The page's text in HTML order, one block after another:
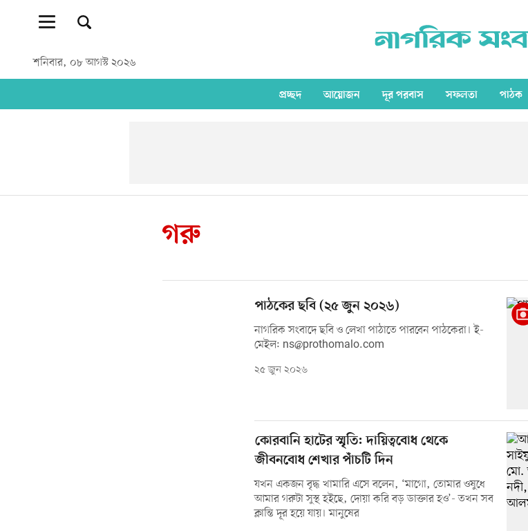
শনিবার, ০৮ আগস্ট ২০২৬
প্রচ্ছদ আয়োজন দূর পরবাস সফলতা পাঠক
গরু
পাঠকের ছবি (২৫ জুন ২০২৬)
নাগরিক সংবাদে ছবি ও লেখা পাঠাতে পারবেন পাঠকেরা। ই-
মেইল: ns@prothomalo.com
২৫ জুন ২০২৬
কোরবানি হাটের স্মৃতি: দায়িত্ববোধ থেকে
জীবনবোধ শেখার পাঁচটি দিন
যখন একজন বৃদ্ধ খামারি এসে বলেন, ‘মাগো, তোমার ওষুধে
আমার গরুটা সুস্থ হইছে, দোয়া করি বড় ডাক্তার হও’- তখন সব
ক্লান্তি দূর হয়ে যায়। মানুষের